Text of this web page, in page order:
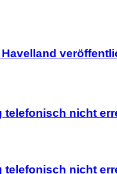
telefonisch nicht
telefonisch nicht